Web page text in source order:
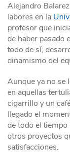
Alejandro
labores en la
profesor que
de haber pasado
todo de sí,
dinamismo del
Aunque ya no se
en aquellas
cigarrillo y un
llegado el
de todo el
otros proyectos
satisfacciones.